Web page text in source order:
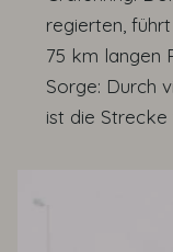
regierten,
75 km langen
Sorge: Durch
ist die